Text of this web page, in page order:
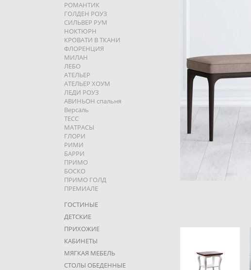
РОМАНТИК
ГОЛДЕН РОУЗ
СИЛЬВЕР РУМ
НОКТЮРН
КРОВАТИ В ТКАНИ
ФЛОРЕНЦИЯ
МИЛАН
ЛЕБО
АТЕЛЬЕР
АТЕЛЬЕР ХОУМ
ЛЕДИ РОУЗ
АВИНЬОН спальня
Версаль
ТЕСC
МАТРАСЫ
ГЛОРИ
РИМИ
БАРРИ
ПРИМО
БОСКО
ПРИМО ГОЛД
ПРЕМИАЛЕ
ГОСТИНЫЕ
ДЕТСКИЕ
ПРИХОЖИЕ
КАБИНЕТЫ
МЯГКАЯ МЕБЕЛЬ
СТОЛЫ ОБЕДЕННЫЕ